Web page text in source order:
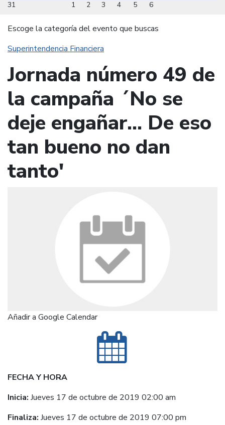
31
1 2 3 4 5 6
Escoge la categoría del evento que buscas
Superintendencia Financiera
Jornada número 49 de
la campaña ´No se
deje engañar... De eso
tan bueno no dan
tanto'
Añadir a Google Calendar
FECHA Y HORA
Inicia: Jueves 17 de octubre de 2019 02:00 am
Finaliza: Jueves 17 de octubre de 2019 07:00 pm